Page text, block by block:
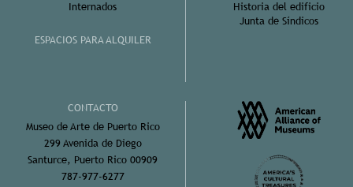
Internados
ESPACIOS PARA ALQUILER
Historia del edificio
Junta de Síndicos
CONTACTO
Museo de Arte de Puerto Rico
299 Avenida de Diego
Santurce, Puerto Rico 00909
787-977-6277